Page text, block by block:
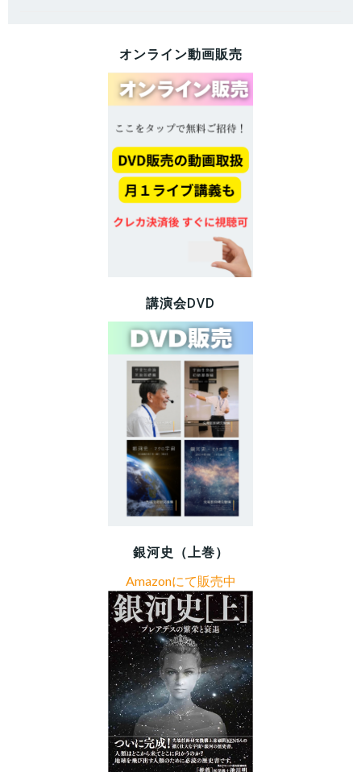
オンライン動画販売
講演会DVD
銀河史（上巻）
Amazonにて販売中